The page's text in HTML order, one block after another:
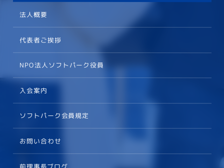
法人概要
代表者ご挨拶
NPO法人ソフトパーク役員
入会案内
ソフトパーク会員規定
お問い合わせ
前理事長ブログ